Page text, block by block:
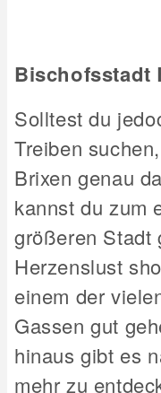
Bischofsstadt
Solltest du
Treiben
Brixen genau
kannst du zum
größeren Stadt
Herzenslust
einem der
Gassen gut
hinaus gibt es
mehr zu